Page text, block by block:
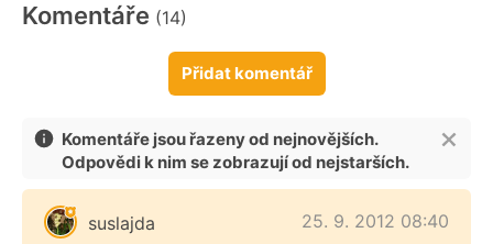
Komentáře (14)
Přidat komentář
Komentáře jsou řazeny od nejnovějších.
Odpovědi k nim se zobrazují od nejstarších.
suslajda
25. 9. 2012 08:40